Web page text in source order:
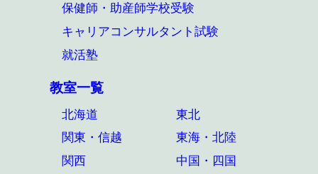
保健師・助産師学校受験
キャリアコンサルタント試験
就活塾
教室一覧
北海道
東北
関東・信越
東海・北陸
関西
中国・四国